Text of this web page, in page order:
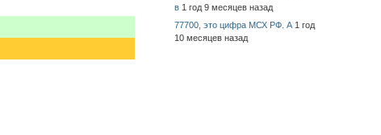
в 1 год 9 месяцев назад
77700, это цифра МСХ РФ. А 1 год
10 месяцев назад